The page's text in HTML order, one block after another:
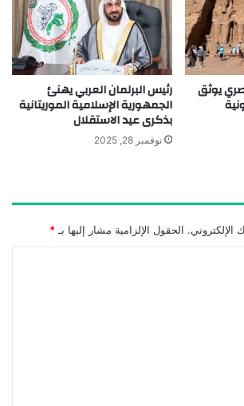
يوثق رئيس البرلمان العربي يهنئ
الجمهورية الإسلامية الموريتانية
بذكرى عيد الاستقلال
نوفمبر 28, 2025
الحقول الإلزامية مشار إليها بـ *